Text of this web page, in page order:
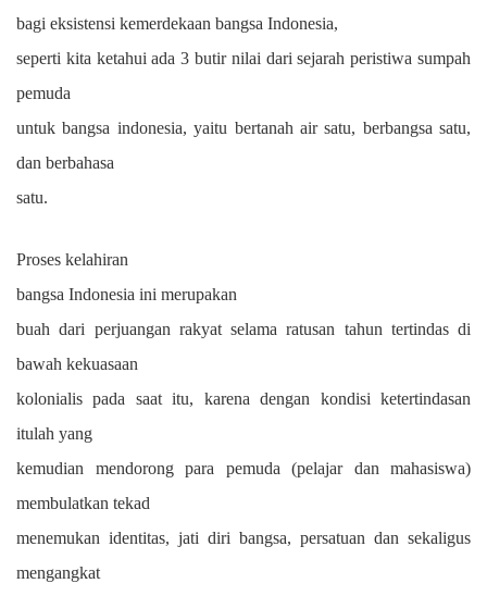
bagi eksistensi kemerdekaan bangsa Indonesia,
seperti kita ketahui ada 3 butir nilai dari sejarah peristiwa sumpah
pemuda
untuk bangsa indonesia, yaitu bertanah air satu, berbangsa satu,
dan berbahasa
satu.
Proses kelahiran
bangsa Indonesia ini merupakan
buah dari perjuangan rakyat selama ratusan tahun tertindas di
bawah kekuasaan
kolonialis pada saat itu, karena dengan kondisi ketertindasan
itulah yang
kemudian mendorong para pemuda (pelajar dan mahasiswa)
membulatkan tekad
menemukan identitas, jati diri bangsa, persatuan dan sekaligus
mengangkat